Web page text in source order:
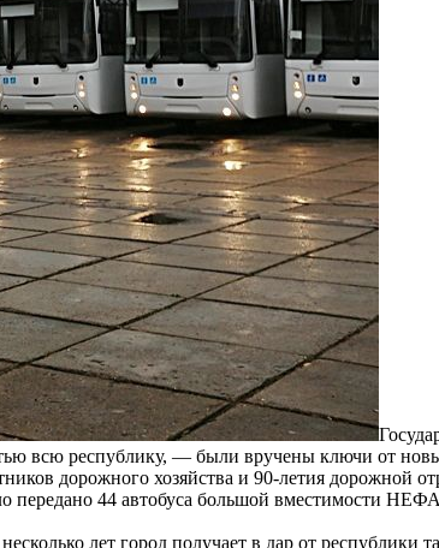
всю республику, — были вручены ключи от
дорожного хозяйства и 90-летия дорожной
передано 44 автобуса большой вместимости
лет город получает в дар от республики